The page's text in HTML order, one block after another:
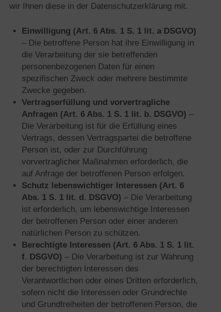
wir Ihnen diese in der Datenschutzerklärung mit.
Einwilligung (Art. 6 Abs. 1 S. 1 lit. a DSGVO)
– Die betroffene Person hat ihre Einwilligung in
die Verarbeitung der sie betreffenden
personenbezogenen Daten für einen
spezifischen Zweck oder mehrere bestimmte
Zwecke gegeben.
Vertragserfüllung und vorvertragliche
Anfragen (Art. 6 Abs. 1 S. 1 lit. b. DSGVO) –
Die Verarbeitung ist für die Erfüllung eines
Vertrags, dessen Vertragspartei die betroffene
Person ist, oder zur Durchführung
vorvertraglicher Maßnahmen erforderlich, die
auf Anfrage der betroffenen Person erfolgen.
Schutz lebenswichtiger Interessen (Art. 6
Abs. 1 S. 1 lit. d. DSGVO) – Die Verarbeitung
ist erforderlich, um lebenswichtige Interessen
der betroffenen Person oder einer anderen
natürlichen Person zu schützen.
Berechtigte Interessen (Art. 6 Abs. 1 S. 1 lit.
f. DSGVO) – Die Verarbeitung ist zur Wahrung
der berechtigten Interessen des
Verantwortlichen oder eines Dritten erforderlich,
sofern nicht die Interessen oder Grundrechte
und Grundfreiheiten der betroffenen Person, die